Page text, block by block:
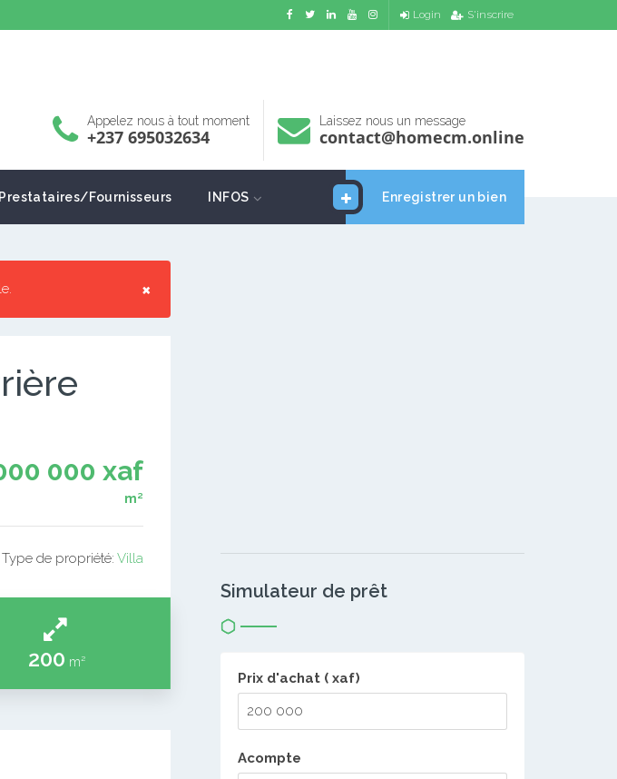
Login S'inscrire
Appelez nous à tout moment
+237 695032634
Laissez nous un message
contact@homecm.online
Enregistrer un bien
Prestataires/Fournisseurs INFOS
×
000 xaf
m²
Type de propriété: Villa
200 m²
Simulateur de prêt
Prix d'achat ( xaf)
Acompte